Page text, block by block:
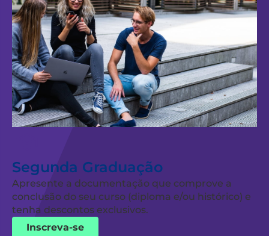
Segunda Graduação
Apresente a documentação que comprove a
conclusão do seu curso (diploma e/ou histórico) e
tenha descontos exclusivos.
Inscreva-se